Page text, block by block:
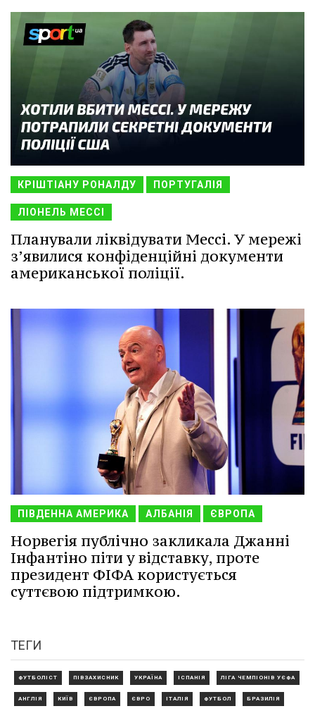
КРІШТІАНУ РОНАЛДУ ПОРТУГАЛІЯ
ЛІОНЕЛЬ МЕССІ
Планували ліквідувати Мессі. У мережі
з’явилися конфіденційні документи
американської поліції.
ПІВДЕННА АМЕРИКА АЛБАНІЯ ЄВРОПА
Норвегія публічно закликала Джанні
Інфантіно піти у відставку, проте
президент ФІФА користується
суттєвою підтримкою.
ТЕГИ
ФУТБОЛІСТ ПІВЗАХИСНИК УКРАЇНА ІСПАНІЯ ЛІГА ЧЕМПІОНІВ УЄФА
АНГЛІЯ КИЇВ ЄВРОПА ЄВРО ІТАЛІЯ ФУТБОЛ БРАЗИЛІЯ